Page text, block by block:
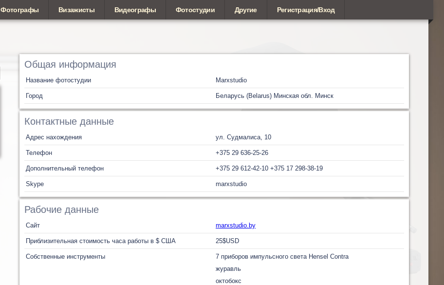
Фотографы Визажисты Видеографы Фотостудии Другие Регистрация/Вход
Общая информация
Название фотостудии Marxstudio
Город Беларусь (Belarus) Минская обл. Минск
Контактные данные
Адрес нахождения ул. Судмалиса, 10
Телефон +375 29 636-25-26
Дополнительный телефон +375 29 612-42-10 +375 17 298-38-19
Skype marxstudio
Рабочие данные
Сайт marxstudio.by
Приблизительная стоимость часа работы в $ США 25$USD
Собственные инструменты
7 приборов импульсного света Hensel Contra
журавль
октобокс